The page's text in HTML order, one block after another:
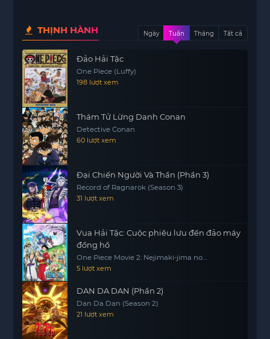
THỊNH HÀNH Ngày Tuần Tháng Tất cả
Đảo Hải Tặc
One Piece (Luffy)
198 lượt xem
Thám Tử Lừng Danh Conan
Detective Conan
60 lượt xem
Đại Chiến Người Và Thần (Phần 3)
Record of Ragnarok (Season 3)
31 lượt xem
Vua Hải Tặc: Cuộc phiêu lưu đến đảo máy
đồng hồ
One Piece Movie 2: Nejimaki-jima no
Daibouken, One Piece: Nejimakijima no
Bouken, One Piece: Nejimaki Shima no
5 lượt xem
DAN DA DAN (Phần 2)
Dan Da Dan (Season 2)
21 lượt xem